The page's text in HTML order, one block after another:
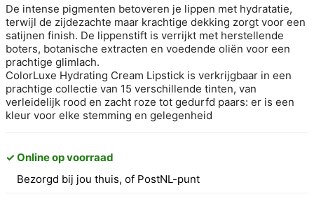
De intense pigmenten betoveren je lippen met hydratatie,
terwijl de zijdezachte maar krachtige dekking zorgt voor een
satijnen finish. De lippenstift is verrijkt met herstellende
boters, botanische extracten en voedende oliën voor een
prachtige glimlach.
ColorLuxe Hydrating Cream Lipstick is verkrijgbaar in een
prachtige collectie van 15 verschillende tinten, van
verleidelijk rood en zacht roze tot gedurfd paars: er is een
kleur voor elke stemming en gelegenheid
✓ Online op voorraad
Bezorgd bij jou thuis, of PostNL-punt